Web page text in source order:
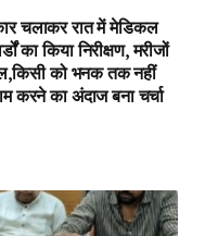
चलाकर रात में मेडिकल
किया निरीक्षण, मरीजों
को भनक तक नहीं
का अंदाज बना चर्चा